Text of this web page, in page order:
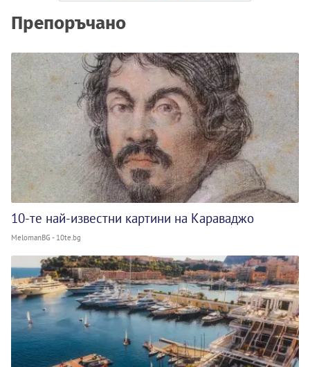
Препоръчано
10-те най-известни картини на Караваджо
MelomanBG - 10te.bg